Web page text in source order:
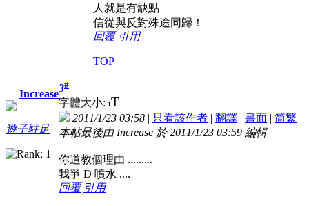
人就是有缺點
信從與反對殊途同歸！
回覆 引用
TOP
Increase
遊子駐足
3#
字體大小: tT
2011/1/23 03:58 | 只看該作者 | 翻譯 | 書面 | 简繁
本帖最後由 Increase 於 2011/1/23 03:59 編輯
你道教個理由 .........
我爭 D 噴水 ....
回覆 引用